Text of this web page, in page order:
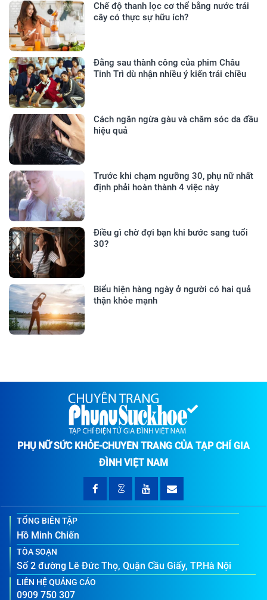
Chế độ thanh lọc cơ thể bằng nước trái
cây có thực sự hữu ích?
Đằng sau thành công của phim Châu
Tinh Trì dù nhận nhiều ý kiến trái chiều
Cách ngăn ngừa gàu và chăm sóc da đầu
hiệu quả
Trước khi chạm ngưỡng 30, phụ nữ nhất
định phải hoàn thành 4 việc này
Điều gì chờ đợi bạn khi bước sang tuổi
30?
Biểu hiện hàng ngày ở người có hai quả
thận khỏe mạnh
PHỤ NỮ SỨC KHỎE-CHUYÊN TRANG CỦA TẠP CHÍ GIA
ĐÌNH VIỆT NAM
TỔNG BIÊN TẬP
Hồ Minh Chiến
TÒA SOẠN
Số 2 đường Lê Đức Thọ, Quận Cầu Giấy, TP.Hà Nội
LIÊN HỆ QUẢNG CÁO
0909 750 307